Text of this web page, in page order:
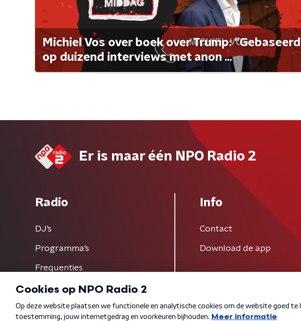
Michiel Vos over boek over Trump: "Gebaseerd
op duizend interviews met anon ...
Er is maar één NPO Radio 2
Radio
DJ’s
Programma's
Frequenties
Info
Contact
Download de app